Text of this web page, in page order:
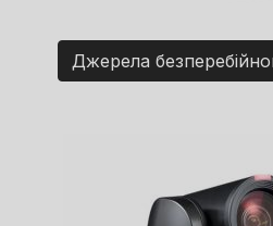
Джерела